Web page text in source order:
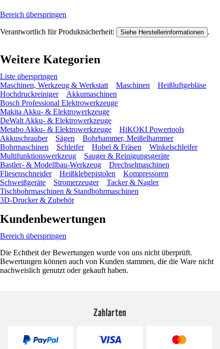
Bereich überspringen
Verantwortlich für Produktsicherheit: Siehe Herstellerinformationen .
Weitere Kategorien
Liste überspringen
Maschinen, Werkzeug & Werkstatt
Maschinen
Heißluftgebläse
Hochdruckreiniger
Akkumaschinen
Bosch Professional Elektrowerkzeuge
Makita Akku- & Elektrowerkzeuge
DeWalt Akku- & Elektrowerkzeuge
Metabo Akku- & Elektrowerkzeuge
HiKOKI Powertools
Akkuschrauber
Sägen
Bohrhammer, Meißelhammer
Bohrmaschinen
Schleifer Hobel & Fräsen
Winkelschleifer
Multifunktionswerkzeug
Sauger & Reinigungsgeräte
Bastler- & Modellbau-Werkzeug
Drechselmaschinen
Fliesenschneider
Heißklebepistolen
Kompressoren
Schweißgeräte
Stromerzeuger
Tacker & Nagler
Tischbohrmaschinen & Standbohrmaschinen
3D-Drucker & Zubehör
Kundenbewertungen
Bereich überspringen
Die Echtheit der Bewertungen wurde von uns nicht überprüft.
Bewertungen können auch von Kunden stammen, die die Ware nicht
nachweislich genutzt oder gekauft haben.
Zahlarten